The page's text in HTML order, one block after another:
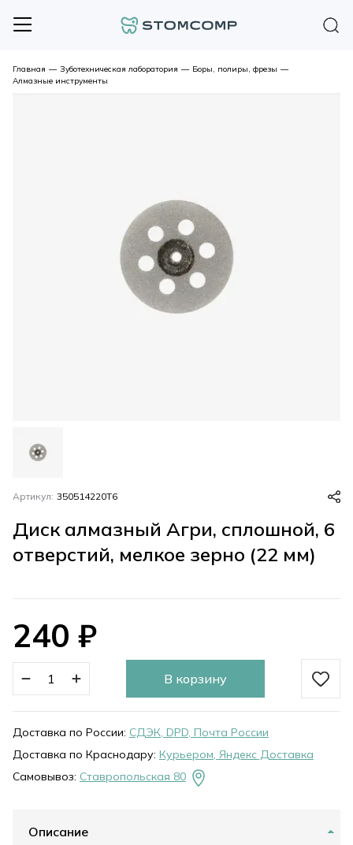
Главная — Зуботехническая лаборатория — Боры, полиры, фрезы —
Алмазные инструменты
Артикул: 350514220T6
Диск алмазный Агри, сплошной, 6
отверстий, мелкое зерно (22 мм)
240 ₽
В корзину
Доставка по России: СДЭК, DPD, Почта России
Доставка по Краснодару: Курьером, Яндекс Доставка
Самовывоз: Ставропольская 80
Описание